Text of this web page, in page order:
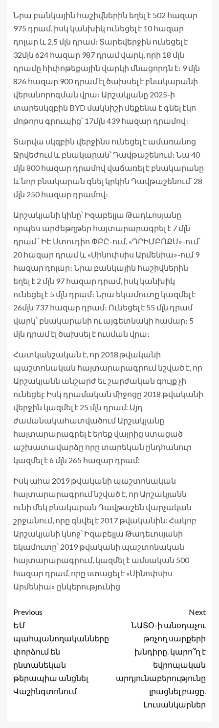
Նրա բանկային հաշիվներին եղել է 502 հազար
975 դրամ, իսկ կանխիկ ունեցել է 10 հազար
դոլար և 2,5 մլն դրամ։ Տարեվերջին ունեցել է
32մլն 624 հազար 987 դրամ վարկ, որի 18 մլն
դրամը հիփոթեքային վարկի մնացորդն է։ 9 մլն
826 հազար 900 դրամ էլ ծախսել է բնակարանի
վերանորոգման վրա։ Արշակյանը 2025-ի
տարեսկզբին BYD մակնիշի մեքենա է գնել էկո
մոթորս գրուպից՝ 17մլն 439 հազար դրամով։
Տարվա սկզբին վերջինս ունեցել է ամառանոց
Ջրվեժում և բնակարան՝ Դավթաշենում։ Նա 40
մլն 800 հազար դրամով վաճառել է բնակարանը
և նոր բնակարան գնել կրկին Դավթաշենում՝ 28
մլն 250 հազար դրամով։
Արշակյանի կինը՝ Իզաբելլա Թադևոսյանը
որպես արժեթղթեր հայտարարագրել է 7 մլն
դրամ ՝ ԻԷ Ստուդիո ՓԲԸ-ում, «ԴՐԻՄԲՈՔՍ»-ում՝
20 հազար դրամ և «Սինոփսիս Արմենիա»-ում 9
հազար դոլար։ Նրա բանկային հաշիվներին
եղել է 2 մլն 97 հազար դրամ, իսկ կանխիկ
ունեցել է 5 մլն դրամ։ Նրա եկամուտը կազմել է
26մլն 737 հազար դրամ։ Ունեցել է 55 մլն դրամ
վարկ՝ բնակարանի ու այգետնակի համար։ 5
մլն դրամ էլ ծախսել է ուսման վրա։
Հատկանշական է, որ 2018 թվականի
պաշտոնական հայտարարագրում նշված է, որ
Արշակյանն անշարժ եւ շարժական գույք չի
ունեցել: Իսկ դրամական միջոցը 2018 թվականի
վերջին կազմել է 25 մլն դրամ: Այդ
ժամանակահատվածում Արշակյանը
հայտարարագրել է երեք վայրից ստացած
աշխատավարձը որը տարեկան ընդհանուր
կազմել է 6 մլն 265 հազար դրամ:
Իսկ ահա 2019 թվականի պաշտոնական
հայտարարագրում նշված է, որ Արշակյանն
ունի մեկ բնակարան Դավթաշեն վարչական
շրջանում, որը գնվել է 2017 թվականին: Հակոբ
Արշակյանի կնոջ՝ Իզաբելլա Թադեւոսյանի
եկամուտը՝ 2019 թվականի պաշտոնական
հայտարարագրում, կազմել է ամսական 500
հազար դրամ, որը ստացել է «Սինոփսիս
Արմենիա» ընկերությունից
Previous
ԵՄ
պահպանողականները
փորձում են
ընտանեկան
թերապիա անցնել
Վաշինգտոնում
Next
ՆԱՏՕ-ի անօդաչու
թռչող սարքերի
խնդիրը. կարո՞ղ է
եվրոպական
արդյունաբերությունը
լրացնել բացը.
Լուսանկարներ